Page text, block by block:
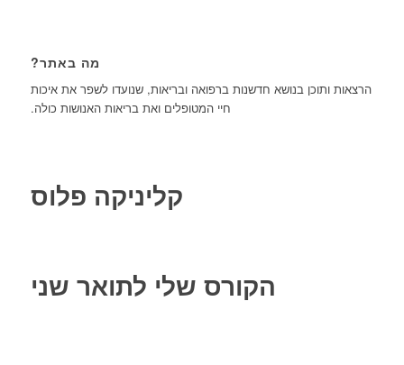
מה באתר?
הרצאות ותוכן בנושא חדשנות ברפואה ובריאות, שנועדו לשפר את איכות
חיי המטופלים ואת בריאות האנושות כולה.
קליניקה פלוס
הקורס שלי לתואר שני